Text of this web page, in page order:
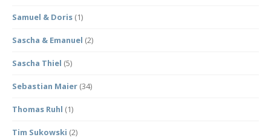
Samuel & Doris (1)
Sascha & Emanuel (2)
Sascha Thiel (5)
Sebastian Maier (34)
Thomas Ruhl (1)
Tim Sukowski (2)